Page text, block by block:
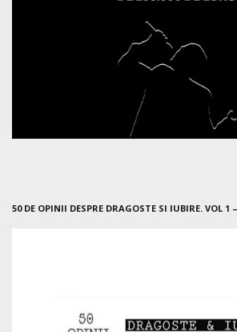
50 DE OPINII DESPRE DRAGOSTE SI IUBIRE. VOL 1